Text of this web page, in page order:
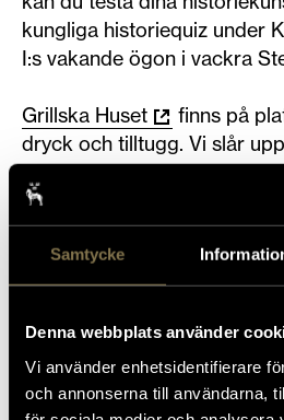
Samtycke
Denna webbplats använder
Vi använder enhetsidentifierare
och annonserna till användarna,
kungliga historiequiz under
I:s vakande ögon i vackra
Grillska Huset
finns på
dryck och tilltugg. Vi slår
17.30, quizet startar klockan
Praktisk information